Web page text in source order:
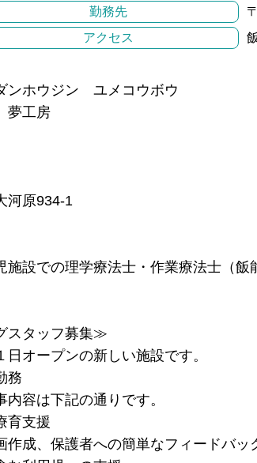
勤務先
アクセス
ンホウジン ユメコウボウ
夢工房
河原934-1
施設での理学療法士・作業療法士（飯
スタッフ募集≫
日オープンの新しい施設です。
務
内容は下記の通りです。
育支援
作成、保護者への簡単なフィードバッ